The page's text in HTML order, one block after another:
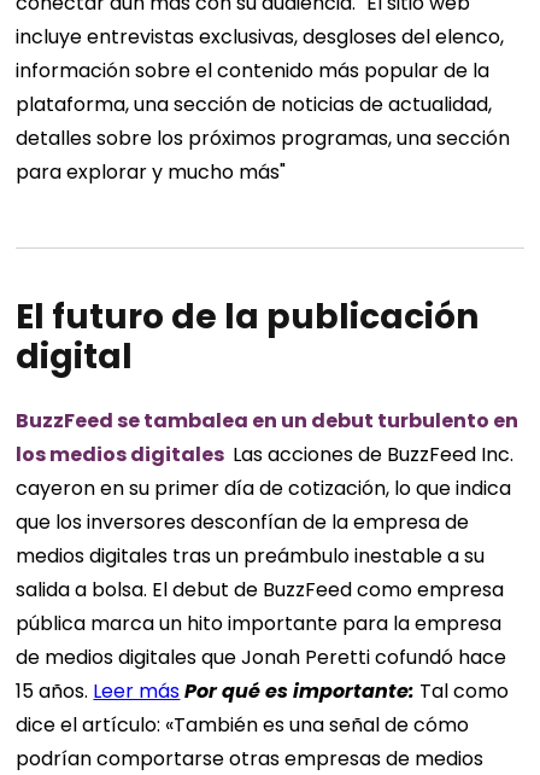
incluye entrevistas exclusivas, desgloses del elenco,
información sobre el contenido más popular de la
plataforma, una sección de noticias de actualidad,
detalles sobre los próximos programas, una sección
para explorar y mucho más"
El futuro de la publicación
digital
BuzzFeed se tambalea en un debut turbulento en
los medios digitales Las acciones de BuzzFeed Inc.
cayeron en su primer día de cotización, lo que indica
que los inversores desconfían de la empresa de
medios digitales tras un preámbulo inestable a su
salida a bolsa. El debut de BuzzFeed como empresa
pública marca un hito importante para la empresa
de medios digitales que Jonah Peretti cofundó hace
15 años. Leer másPor qué es importante: Tal como
dice el artículo: «También es una señal de cómo
podrían comportarse otras empresas de medios